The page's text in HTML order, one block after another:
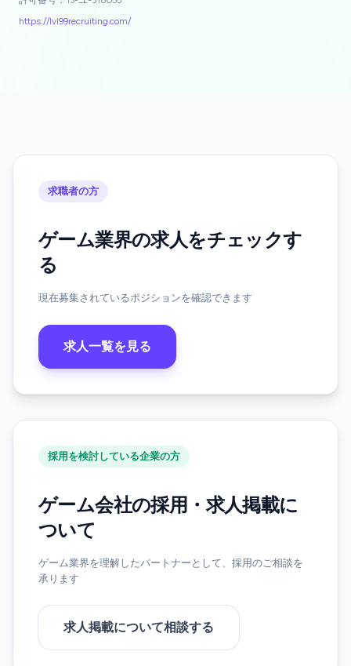
https://lvl99recruiting.com/
求職者の方
ゲーム業界の求人をチェックす
る
現在募集されているポジションを確認できます
求人一覧を見る
採用を検討している企業の方
ゲーム会社の採用・求人掲載に
ついて
ゲーム業界を理解したパートナーとして、採用のご相談を
承ります
求人掲載について相談する